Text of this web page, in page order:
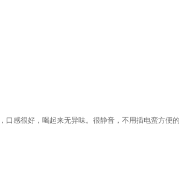
感很好，喝起来无异味。很静音，不用插电蛮方便的